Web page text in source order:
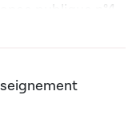
publique n°4
ou cacher tous les